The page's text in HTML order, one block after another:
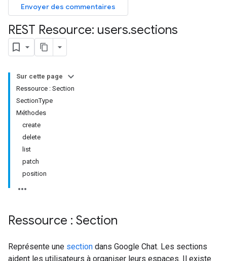
Envoyer des commentaires
REST Resource: users.sections
Sur cette page
Ressource : Section
SectionType
Méthodes
create
delete
list
patch
position
Ressource : Section
Représente une section dans Google Chat. Les sections
aident les utilisateurs à organiser leurs espaces. Il existe